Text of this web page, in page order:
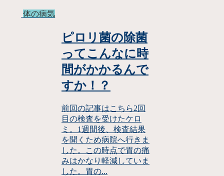
体の病気
ピロリ菌の除菌
ってこんなに時
間がかかるんで
すか！？
前回の記事はこちら2回
目の検査を受けたケロ
ミ。1週間後、検査結果
を聞くため病院へ行きま
した。この時点で胃の痛
みはかなり軽減していま
した。胃の...